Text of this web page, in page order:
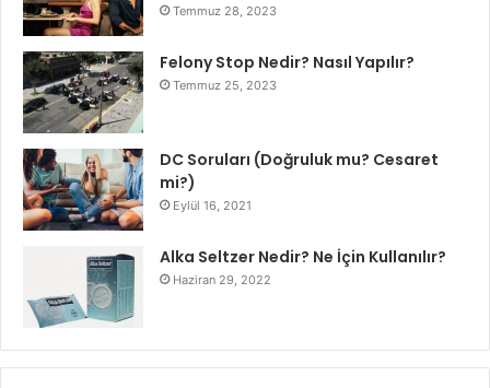
Temmuz 28, 2023
Felony Stop Nedir? Nasıl Yapılır?
Temmuz 25, 2023
DC Soruları (Doğruluk mu? Cesaret
mi?)
Eylül 16, 2021
Alka Seltzer Nedir? Ne İçin Kullanılır?
Haziran 29, 2022